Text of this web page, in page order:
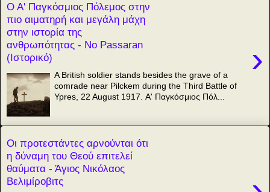
Ο Α' Παγκόσμιος Πόλεμος στην
πιο αιματηρή και μεγάλη μάχη
στην ιστορία της
ανθρωπότητας - Νο Passaran
(Ιστορικό)
›
A British soldier stands besides the grave of a
comrade near Pilckem during the Third Battle of
Ypres, 22 August 1917. Α' Παγκόσμιος Πόλ...
Οι προτεστάντες αρνούνται ότι
η δύναμη του Θεού επιτελεί
θαύματα - Άγιος Νικόλαος
Βελιμίροβιτς